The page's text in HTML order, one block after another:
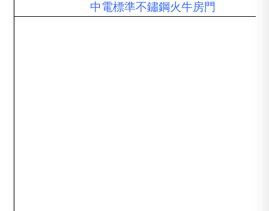
中電標準不鏽鋼火牛房門